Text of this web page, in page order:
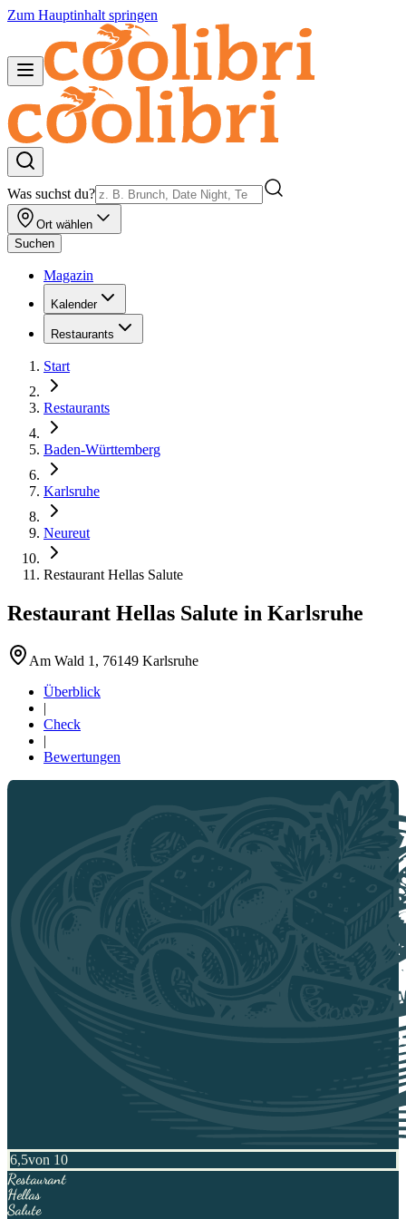
Zum Hauptinhalt springen
Was suchst du?
Ort wählen
Suchen
Magazin
Kalender
Restaurants
Start
Restaurants
Baden-Württemberg
Karlsruhe
Neureut
Restaurant Hellas Salute
Restaurant Hellas Salute in Karlsruhe
Am Wald 1, 76149 Karlsruhe
Überblick
|
Check
|
Bewertungen
6,5von 10
Restaurant
Hellas
Salute